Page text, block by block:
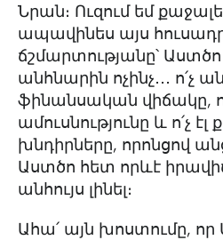
Նրան։ Ուզում եմ
ապավինես այս
ճշմարտությանը՝
անհնարին ոչինչ․․․ ո՛չ
ֆինանսական վիճակը,
ամուսնությունը և ո՛չ էլ
խնդիրները, որոնցով
Աստծո հետ որևէ
անհույս լինել։
Ահա՛ այն խոստումը,